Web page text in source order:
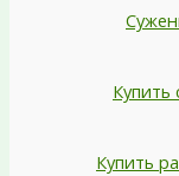
Купить
Купить